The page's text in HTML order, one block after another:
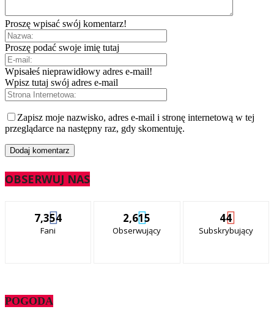
Proszę wpisać swój komentarz!
Proszę podać swoje imię tutaj
Wpisałeś nieprawidłowy adres e-mail!
Wpisz tutaj swój adres e-mail
Zapisz moje nazwisko, adres e-mail i stronę internetową w tej
przeglądarce na następny raz, gdy skomentuję.
OBSERWUJ NAS
7,354
Fani
2,615
Obserwujący
44
Subskrybujący
POGODA